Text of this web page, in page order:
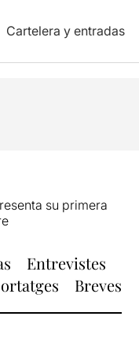
Cartelera y entradas
su primera
Entrevistes
Breves